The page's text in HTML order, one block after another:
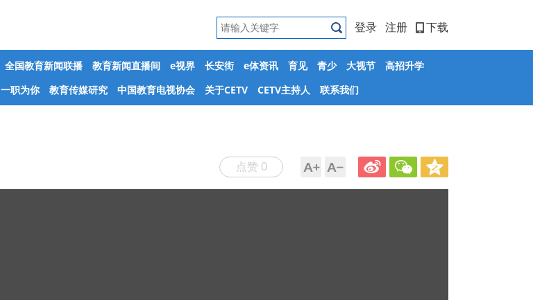
登录 注册 下载
全国教育新闻联播 教育新闻直播间 e视界 长安街 e体资讯 育见 青少 大视节
高招升学
一职为你 教育传媒研究 中国教育电视协会 关于CETV CETV主持人 联系我们
点赞 0